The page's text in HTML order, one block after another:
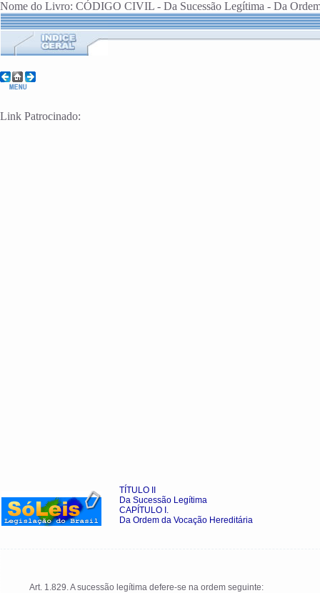
Nome do Livro: CÓDIGO CIVIL - Da Sucessão Legítima - Da
Link Patrocinado:
TÍTULO II
Da Sucessão Legítima
CAPÍTULO I.
Da Ordem da Vocação Hereditária
Art. 1.829. A sucessão legítima defere-se na ordem seguinte: